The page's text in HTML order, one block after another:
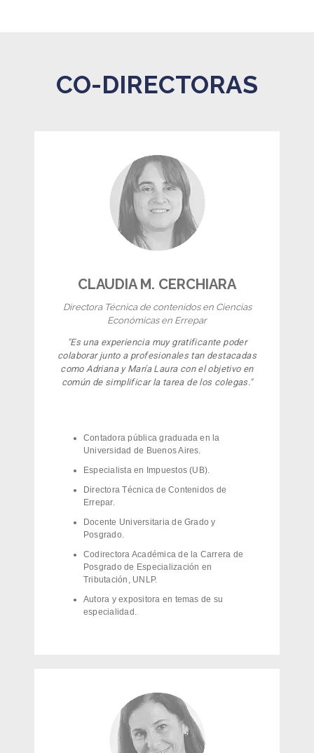
CO-DIRECTORAS
CLAUDIA M. CERCHIARA
Directora Técnica de contenidos en Ciencias
Económicas en Errepar
"Es una experiencia muy gratificante poder
colaborar junto a profesionales tan destacadas
como Adriana y María Laura con el objetivo en
común de simplificar la tarea de los colegas. "
Contadora pública graduada en la
Universidad de Buenos Aires.
Especialista en Impuestos (UB).
Directora Técnica de Contenidos de
Errepar.
Docente Universitaria de Grado y
Posgrado.
Codirectora Académica de la Carrera de
Posgrado de Especialización en
Tributación, UNLP.
Autora y expositora en temas de su
especialidad.